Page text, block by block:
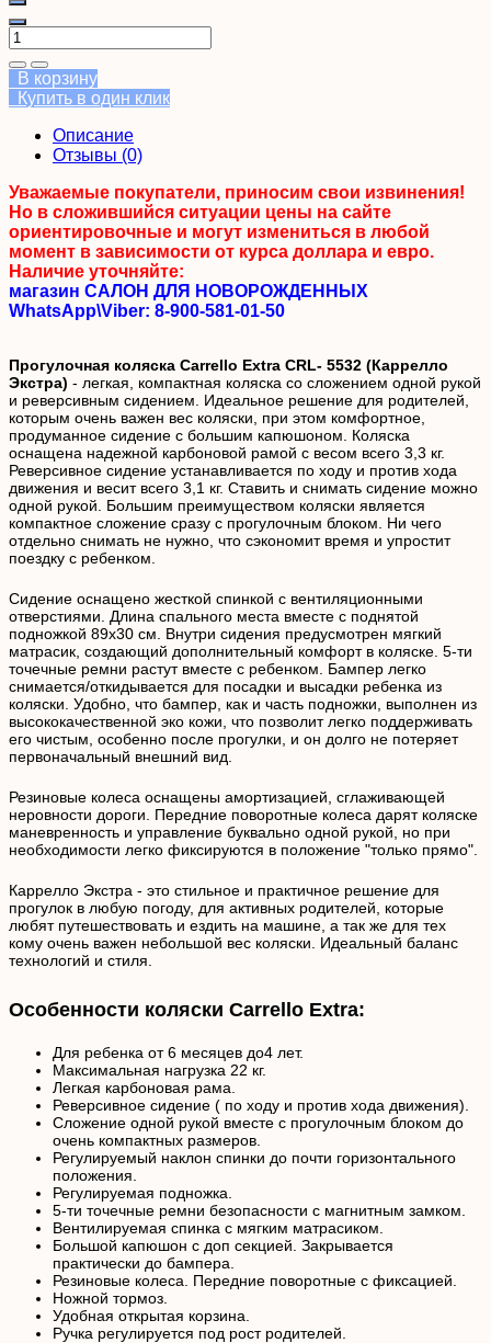
В корзину
Купить в один клик
Описание
Отзывы (0)
Уважаемые покупатели, приносим свои извинения!
Но в сложившийся ситуации цены на сайте
ориентировочные и могут измениться в любой
момент в зависимости от курса доллара и евро.
Наличие уточняйте:
магазин САЛОН ДЛЯ НОВОРОЖДЕННЫХ
WhatsApp\Viber: 8-900-581-01-50
Прогулочная коляска Carrello Extra CRL- 5532 (Каррелло
Экстра) - легкая, компактная коляска со сложением одной рукой
и реверсивным сидением. Идеальное решение для родителей,
которым очень важен вес коляски, при этом комфортное,
продуманное сидение с большим капюшоном. Коляска
оснащена надежной карбоновой рамой с весом всего 3,3 кг.
Реверсивное сидение устанавливается по ходу и против хода
движения и весит всего 3,1 кг. Ставить и снимать сидение можно
одной рукой. Большим преимуществом коляски является
компактное сложение сразу с прогулочным блоком. Ни чего
отдельно снимать не нужно, что сэкономит время и упростит
поездку с ребенком.
Сидение оснащено жесткой спинкой с вентиляционными
отверстиями. Длина спального места вместе с поднятой
подножкой 89х30 см. Внутри сидения предусмотрен мягкий
матрасик, создающий дополнительный комфорт в коляске. 5-ти
точечные ремни растут вместе с ребенком. Бампер легко
снимается/откидывается для посадки и высадки ребенка из
коляски. Удобно, что бампер, как и часть подножки, выполнен из
высококачественной эко кожи, что позволит легко поддерживать
его чистым, особенно после прогулки, и он долго не потеряет
первоначальный внешний вид.
Резиновые колеса оснащены амортизацией, сглаживающей
неровности дороги. Передние поворотные колеса дарят коляске
маневренность и управление буквально одной рукой, но при
необходимости легко фиксируются в положение "только прямо".
Каррелло Экстра - это стильное и практичное решение для
прогулок в любую погоду, для активных родителей, которые
любят путешествовать и ездить на машине, а так же для тех
кому очень важен небольшой вес коляски. Идеальный баланс
технологий и стиля.
Особенности коляски Carrello Extra:
Для ребенка от 6 месяцев до4 лет.
Максимальная нагрузка 22 кг.
Легкая карбоновая рама.
Реверсивное сидение ( по ходу и против хода движения).
Сложение одной рукой вместе с прогулочным блоком до
очень компактных размеров.
Регулируемый наклон спинки до почти горизонтального
положения.
Регулируемая подножка.
5-ти точечные ремни безопасности с магнитным замком.
Вентилируемая спинка с мягким матрасиком.
Большой капюшон с доп секцией. Закрывается
практически до бампера.
Резиновые колеса. Передние поворотные с фиксацией.
Ножной тормоз.
Удобная открытая корзина.
Ручка регулируется под рост родителей.